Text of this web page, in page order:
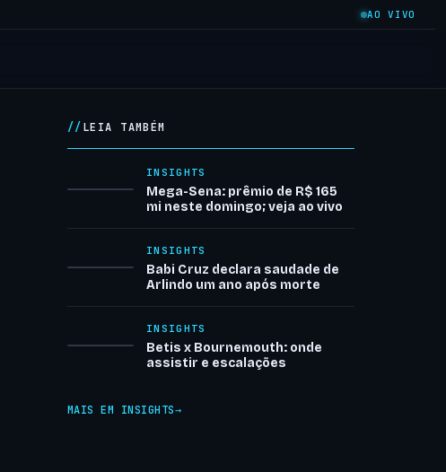
AO VIVO
LEIA TAMBÉM
INSIGHTS
Mega-Sena: prêmio de R$ 165
mi neste domingo; veja ao vivo
INSIGHTS
Babi Cruz declara saudade de
Arlindo um ano após morte
INSIGHTS
Betis x Bournemouth: onde
assistir e escalações
MAIS EM INSIGHTS